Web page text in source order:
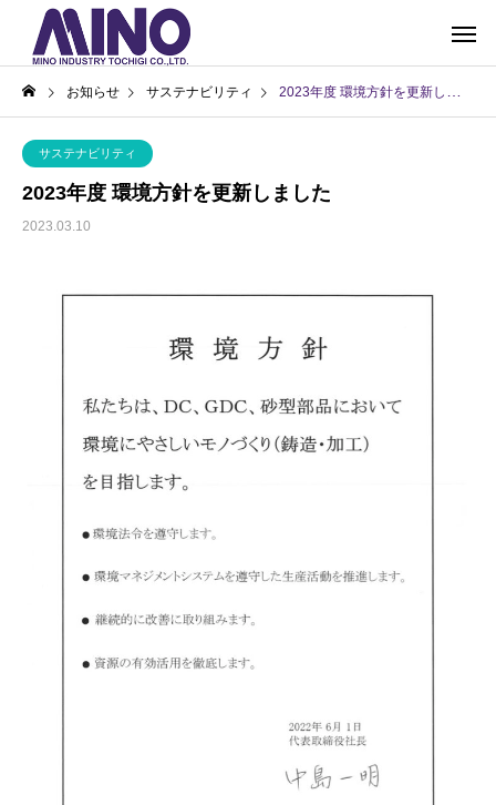
お知らせ サステナビリティ 2023年度 環境方針を更新しました
サステナビリティ
2023年度 環境方針を更新しました
2023.03.10